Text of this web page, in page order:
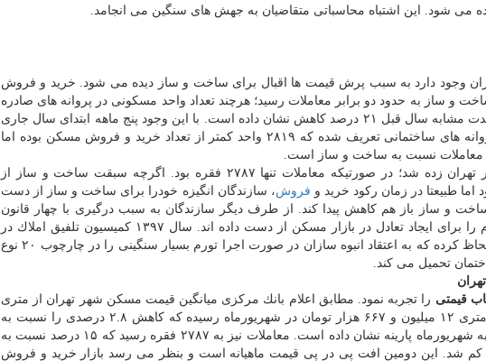
می شود. این اشتباه محاسباتی متقاضیان به جهش های سنگین می انجامد.
خالی در شهر تهران وجود دارد به سبب پرش قیمت ها اقبال برای ساخت و ساز دیده می شود. خرید و فروش
و ساز به حدود دو برابر معاملات رسید؛ هرچند تعداد واحد مسكونی در پروانه های صادره
شهر تهران طی شش ماه ابتدای امسال نسبت به مدت مشابه سال قبل ۲۱ درصد كاهش نشان داده است. با این وجود پنج ماهه ابتدای سال جاری
معاملات نسبت به ساخت و ساز است.
مردادماه كلنگ راه اندازی ۵۵۶۲ واحد مسكونی در تهران زده شد؛ در صورتیكه معاملات تنها ۲۷۸۷ فقره بود. اگرچه سبقت ساخت و ساز از
طبیعتا در زمان ركود خرید و فروش، سازندگان انگیزه خودرا برای ساخت و ساز از دست
و ساز باز هم كاهش پیدا كند. از طرف دیگر سازندگان به سبب درگیری با چهار قانون
مزاحم و اختلال در روند دریافت نقدینگی، توان لازم را برای ایجاد تعادل در بازار مسكن از دست داده اند. سال ۱۳۹۷ كمیسیون تلفیق املاك در
تهران اعداد و ارقامی برای ارزش معاملاتی املاك لحاظ كرده كه به اعتقاد انبوه سازان در صورت اجرا تورم بسیار سنگینی را در چارچوب ۲۰ نوع
تحمیل می كند.
قیمتی را تجربه نمود. مطابق اعلام بانك مركزی میانگین قیمت مسكن شهر تهران از متری
۱۳ میلیون و ۲۵ هزار تومان در مردادماه ۱۳۹۸ به متری ۱۲ میلیون و ۶۶۷ هزار تومان در شهریورماه رسیده كه كاهش ۲.۸ درصدی را نسبت به
مردادماه امسال و افزایش ۵۶.۵ درصدی را نسبت به شهریورماه پارینه نشان داده است. معاملات نیز به ۲۷۸۷ فقره رسید كه ۱۵ درصد نسبت به
سال قبل كم شد. این دومین افت پی در پی قیمت ماهیانه است و بنظر می رسد بازار خرید و فروش